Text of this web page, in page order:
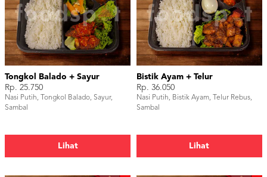
Tongkol Balado + Sayur
Rp. 25.750
Nasi Putih, Tongkol Balado, Sayur,
Sambal
Lihat
Bistik Ayam + Telur
Rp. 36.050
Nasi Putih, Bistik Ayam, Telur Rebus,
Sambal
Lihat